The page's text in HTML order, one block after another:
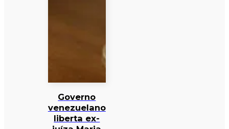
Governo
venezuelano
liberta ex-